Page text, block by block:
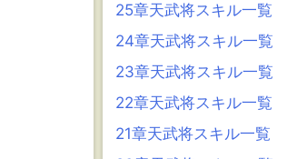
25章天武将スキル一覧
24章天武将スキル一覧
23章天武将スキル一覧
22章天武将スキル一覧
21章天武将スキル一覧